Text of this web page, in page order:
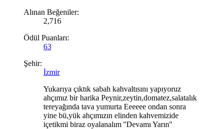
Alınan Beğeniler:
2,716
Ödül Puanları:
63
Şehir:
İzmir
Yukarıya çıktık sabah kahvaltısını yapıyoruz
ahçımız bir harika Peynir,zeytin,domatez,salatalık
tereyağında tava yumurta Eeeeee ondan sonra
yine bü,yük ahçımızın elinden kahvemizide
içetikmi biraz oyalanalım ''Devamı Yarın''